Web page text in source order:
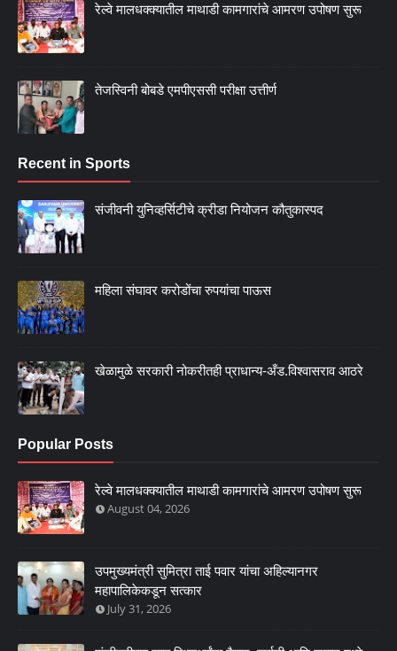
रेल्वे मालधक्क्यातील माथाडी कामगारांचे आमरण उपोषण सुरू
तेजस्विनी बोबडे एमपीएससी परीक्षा उत्तीर्ण
Recent in Sports
संजीवनी युनिव्हर्सिटीचे क्रीडा नियोजन कौतुकास्पद
महिला संघावर करोडोंचा रुपयांचा पाऊस
खेळामुळे सरकारी नोकरीतही प्राधान्य-अँड.विश्वासराव आठरे
Popular Posts
रेल्वे मालधक्क्यातील माथाडी कामगारांचे आमरण उपोषण सुरू
August 04, 2026
उपमुख्यमंत्री सुमित्रा ताई पवार यांचा अहिल्यानगर
महापालिकेकडून सत्कार
July 31, 2026